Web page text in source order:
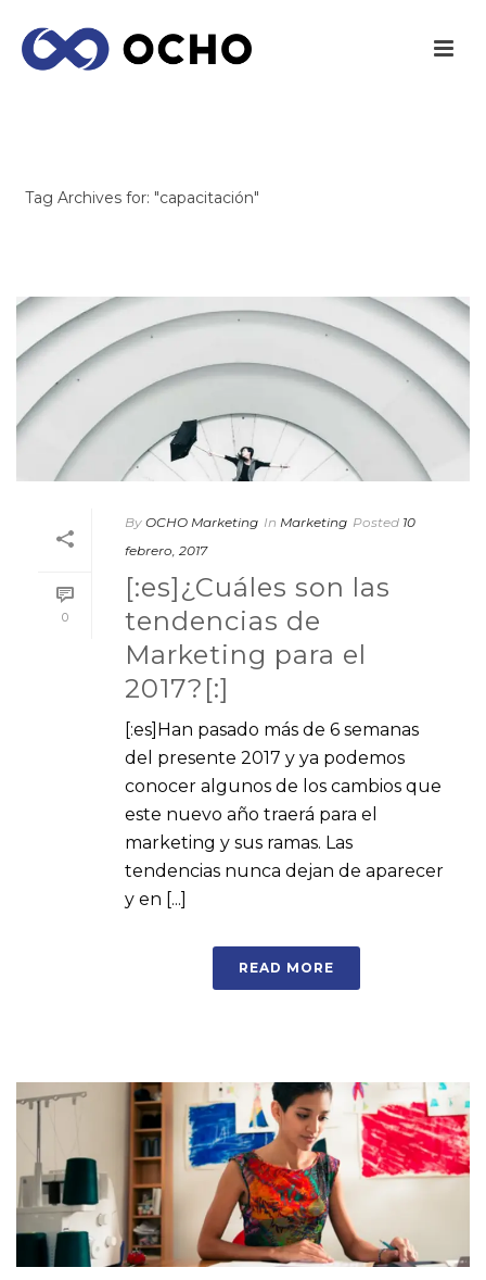
Tag Archives for: "capacitación"
0
By OCHO Marketing In Marketing Posted 10
febrero, 2017
[:es]¿Cuáles son las
tendencias de
Marketing para el
2017?[:]
[:es]Han pasado más de 6 semanas
del presente 2017 y ya podemos
conocer algunos de los cambios que
este nuevo año traerá para el
marketing y sus ramas. Las
tendencias nunca dejan de aparecer
y en [...]
READ MORE